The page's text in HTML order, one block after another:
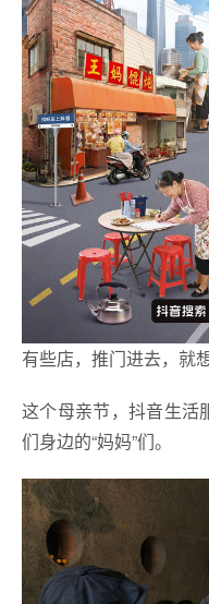
有些店，推门进去，就
这个母亲节，抖音生活
们身边的“妈妈”们。